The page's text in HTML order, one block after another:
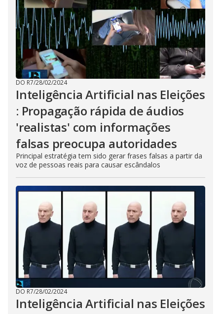
DO R7/28/02/2024
Inteligência Artificial nas Eleições
: Propagação rápida de áudios
'realistas' com informações
falsas preocupa autoridades
Principal estratégia tem sido gerar frases falsas a partir da
voz de pessoas reais para causar escândalos
DO R7/28/02/2024
Inteligência Artificial nas Eleições